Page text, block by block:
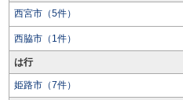
西宮市（5件）
西脇市（1件）
は行
姫路市（7件）